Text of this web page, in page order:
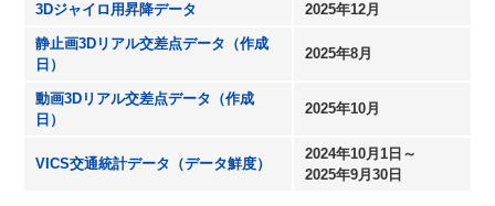
3Dジャイロ用昇降データ 2025年12月
静止画3Dリアル交差点データ（作成
日）
2025年8月
動画3Dリアル交差点データ（作成
日）
2025年10月
VICS交通統計データ（データ鮮度）
2024年10月1日～
2025年9月30日